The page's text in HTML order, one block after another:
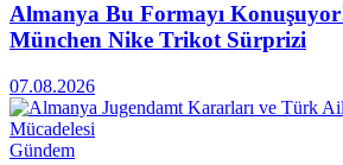
Almanya Bu Formayı
München Nike Trikot Sürprizi
07.08.2026
Gündem